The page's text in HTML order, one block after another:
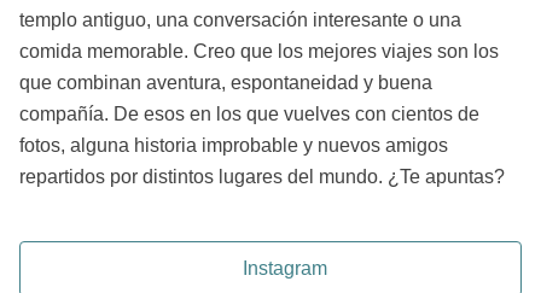
templo antiguo, una conversación interesante o una
comida memorable. Creo que los mejores viajes son los
que combinan aventura, espontaneidad y buena
compañía. De esos en los que vuelves con cientos de
fotos, alguna historia improbable y nuevos amigos
repartidos por distintos lugares del mundo. ¿Te apuntas?
Instagram